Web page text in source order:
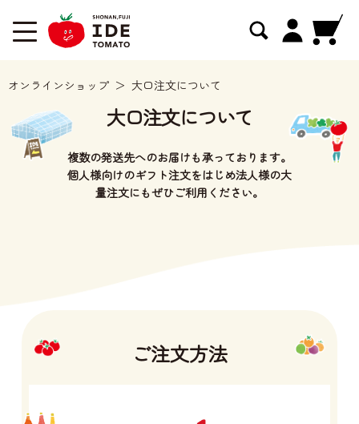
オンラインショップ 大口注文について
大口注文について
複数の発送先へのお届けも承っております。
個人様向けのギフト注文をはじめ法人様の大
量注文にもぜひご利用ください。
ご注文方法